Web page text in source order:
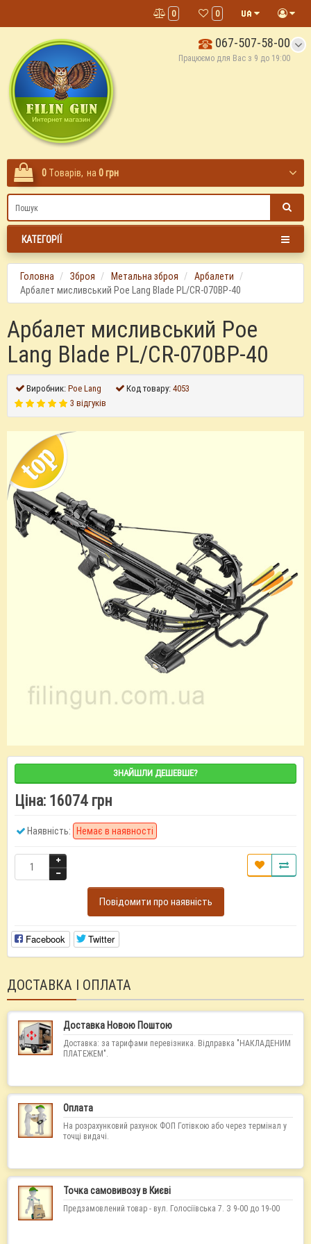
0
0
067-507-58-00
Працюємо для Вас з 9 до 19:00
0 Tоварів, на 0 грн
КАТЕГОРІЇ
Головна Зброя Метальна зброя
Арбалети
Арбалет мисливський Poe Lang Blade PL/CR-070BP-40
Арбалет мисливський Poe
Lang Blade PL/CR-070BP-40
Виробник:Poe Lang Код товару:4053
3 відгуків
ЗНАЙШЛИ ДЕШЕВШЕ?
Ціна: 16074 грн
Наявність: Немає в наявності
Повідомити про наявність
Facebook Twitter
ДОСТАВКА І ОПЛАТА
Доставка Новою Поштою
Доставка: за тарифами перевізника. Відправка "НАКЛАДЕНИМ
ПЛАТЕЖЕМ".
Оплата
На розрахунковий рахунок ФОП Готівкою або через термінал у
точці видачі.
Точка самовивозу в Києві
Предзамовлений товар - вул. Голосіївська 7. З 9-00 до 19-00